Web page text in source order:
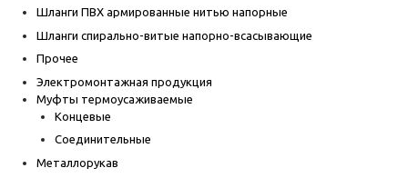
Шланги ПВХ армированные нитью напорные
Шланги спирально-витые напорно-всасывающие
Прочее
Электромонтажная продукция
Муфты термоусаживаемые
Концевые
Соединительные
Металлорукав